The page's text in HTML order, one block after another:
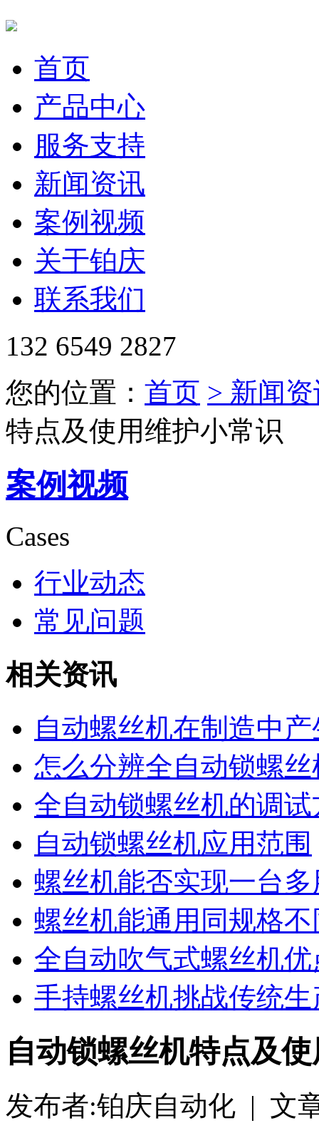
首页
产品中心
服务支持
新闻资讯
案例视频
关于铂庆
联系我们
132 6549 2827
您的位置： 首页 > 新闻
特点及使用维护小常识
案例视频
Cases
行业动态
常见问题
相关资讯
自动螺丝机在制造中
怎么分辨全自动锁螺
全自动锁螺丝机的调试
自动锁螺丝机应用范围
螺丝机能否实现一台多
螺丝机能通用同规格
全自动吹气式螺丝机优
手持螺丝机挑战传统
自动锁螺丝机特点及
发布者:铂庆自动化 | 文